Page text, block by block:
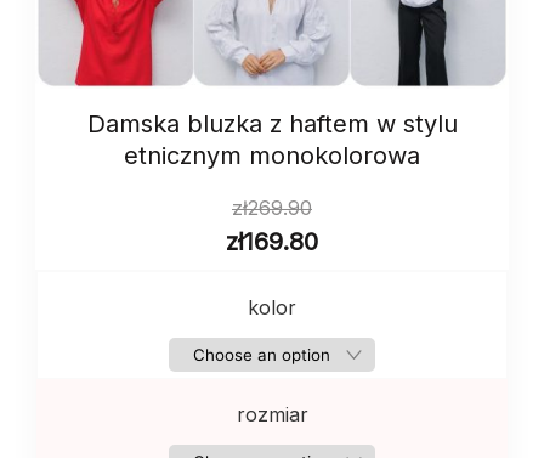
Damska bluzka z haftem w stylu
etnicznym monokolorowa
zł269.90
zł169.80
kolor
rozmiar